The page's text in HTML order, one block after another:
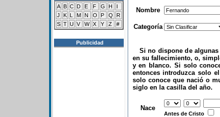
A B C D E F G H
I
J
K L M N O P Q
R
S T U V W X Y Z #
Publicidad
Nombre
Categoría
Si no dispone de algunas
en su fallecimiento, o,
y en blanco. Si solo
entonces introduzca solo
solo conoce que nació o
siglo en la casilla del año.
Nace
Antes de Cristo